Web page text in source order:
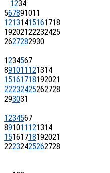
1234
567891011
12131415161718
19202122232425
2627282930
1234567
891011121314
15161718192021
22232425262728
293031
1234567
891011121314
15161718192021
22232425262728